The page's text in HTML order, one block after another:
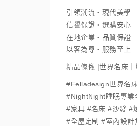
引領潮流・現代美學
信譽保證・選購安心
在地企業・品質保證
以客為尊・服務至上
精品傢俬 |世界名床
#Felladesign世界名
#NightNight睡眠專業
#家具 #名床 #沙發 #
#全屋定制 #室內設計